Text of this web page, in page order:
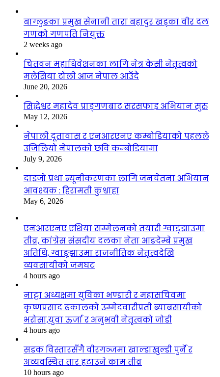
बाग्लुङका प्रमुख सेनानी तारा बहादुर खड्का वीर दल
गणको गणपति नियुक्त
2 weeks ago
चितवन महाधिवेशनका लागि नेत्र केसी नेतृत्वको
मलेसिया टोली आज नेपाल आउँदै
June 20, 2026
सिद्धेश्वर महादेव प्राङ्गणबाट सरसफाइ अभियान सुरु
May 12, 2026
नेपाली दूतावास र एनआरएनए कम्बोडियाको पहलले
उजिलियो नेपालको छवि कम्बोडियामा
July 9, 2026
दाइजो प्रथा न्यूनीकरणका लागि जनचेतना अभियान
आवश्यक : हिरामती कुश्वाहा
May 6, 2026
एनआरएनए एशिया सम्मेलनको तयारी ग्वाङ्झाउमा
तीव्र, कांग्रेस संसदीय दलका नेता आङदेम्बे प्रमुख
अतिथि, ग्वाङ्झाउमा राजनीतिक नेतृत्वदेखि
व्यवसायीको जमघट
4 hours ago
नाट्टा अध्यक्षमा युविका भण्डारी र महासचिवमा
कृष्णप्रसाद ढकालको उम्मेदवारीप्रती ब्याबसायीको
भरोसा,युवा ऊर्जा र अनुभवी नेतृत्वको जोडी
4 hours ago
सडक विस्तारसँगै वीरगञ्जमा खाल्डाखुल्डी पुर्ने र
अव्यवस्थित तार हटाउने काम तीव्र
10 hours ago